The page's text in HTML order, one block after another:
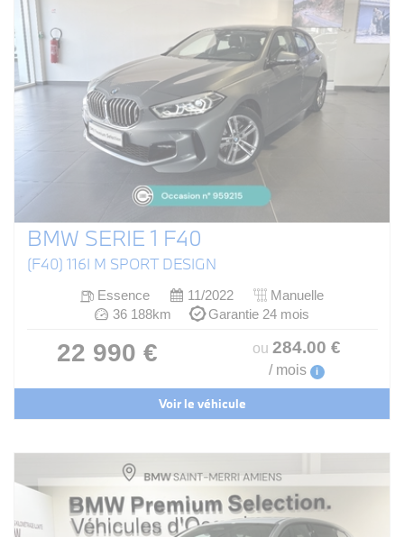
BMW SERIE 1 F40
(F40) 116I M SPORT DESIGN
Essence 11/2022
Manuelle
36 188km
Garantie 24 mois
22 990 € ou 284.00 €
/ mois i
Voir le véhicule